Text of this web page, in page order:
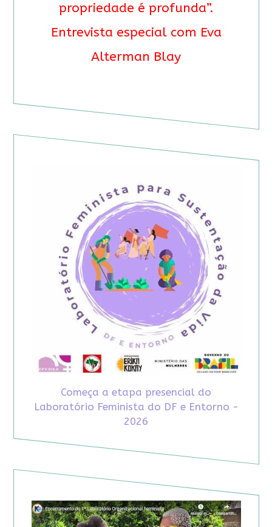
propriedade é profunda”.
Entrevista especial com Eva
Alterman Blay
Começa a etapa presencial do
Laboratório Feminista do DF e Entorno -
2026